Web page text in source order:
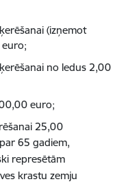
(izņemot
no ledus 2,00
euro;
25,00
65 gadiem,
represētām
krastu zemju